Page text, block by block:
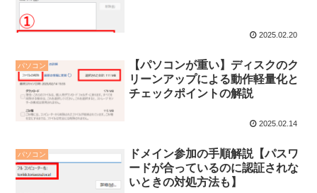
2025.02.20
パソコン
【パソコンが重い】ディスクのク
リーンアップによる動作軽量化と
チェックポイントの解説
2025.02.14
パソコン
ドメイン参加の手順解説【パスワ
ードが合っているのに認証されな
いときの対処方法も】